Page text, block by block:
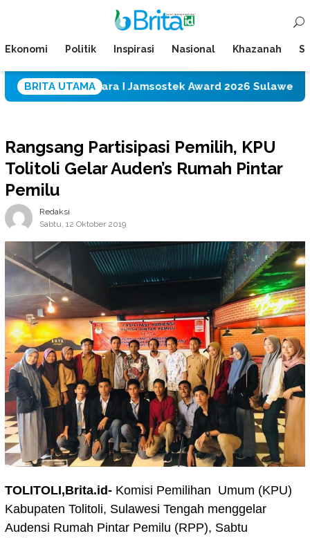
Mobile
Ekonomi Politik Inspirasi Nasional Khazanah
BRITA UTAMA
Juara I Jamsostek Award 2026 Sulawesi Tengah
Rangsang Partisipasi Pemilih, KPU
Tolitoli Gelar Auden’s Rumah Pintar
Pemilu
Redaksi
Sabtu, 12 Oktober 2019
TOLITOLI,Brita.id- Komisi Pemilihan Umum (KPU)
Kabupaten Tolitoli, Sulawesi Tengah menggelar
Audensi Rumah Pintar Pemilu (RPP), Sabtu